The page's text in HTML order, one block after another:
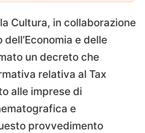
Cultura, in collaborazione
e delle
un decreto che
relativa al Tax
alle imprese di
e
provvedimento